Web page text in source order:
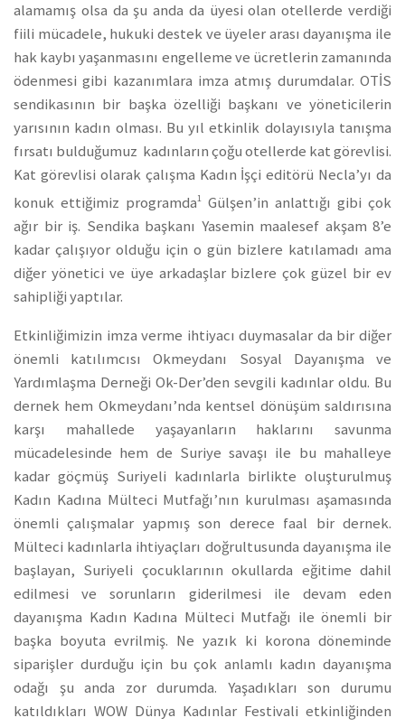
alamamış olsa da şu anda da üyesi olan otellerde verdiği
fiili mücadele, hukuki destek ve üyeler arası dayanışma ile
hak kaybı yaşanmasını engelleme ve ücretlerin zamanında
ödenmesi gibi kazanımlara imza atmış durumdalar. OTİS
sendikasının bir başka özelliği başkanı ve yöneticilerin
yarısının kadın olması. Bu yıl etkinlik dolayısıyla tanışma
fırsatı bulduğumuz kadınların çoğu otellerde kat görevlisi.
Kat görevlisi olarak çalışma Kadın İşçi editörü Necla’yı da
konuk ettiğimiz programda1 Gülşen’in anlattığı gibi çok
ağır bir iş. Sendika başkanı Yasemin maalesef akşam 8’e
kadar çalışıyor olduğu için o gün bizlere katılamadı ama
diğer yönetici ve üye arkadaşlar bizlere çok güzel bir ev
sahipliği yaptılar.
Etkinliğimizin imza verme ihtiyacı duymasalar da bir diğer
önemli katılımcısı Okmeydanı Sosyal Dayanışma ve
Yardımlaşma Derneği Ok-Der’den sevgili kadınlar oldu. Bu
dernek hem Okmeydanı’nda kentsel dönüşüm saldırısına
karşı mahallede yaşayanların haklarını savunma
mücadelesinde hem de Suriye savaşı ile bu mahalleye
kadar göçmüş Suriyeli kadınlarla birlikte oluşturulmuş
Kadın Kadına Mülteci Mutfağı’nın kurulması aşamasında
önemli çalışmalar yapmış son derece faal bir dernek.
Mülteci kadınlarla ihtiyaçları doğrultusunda dayanışma ile
başlayan, Suriyeli çocuklarının okullarda eğitime dahil
edilmesi ve sorunların giderilmesi ile devam eden
dayanışma Kadın Kadına Mülteci Mutfağı ile önemli bir
başka boyuta evrilmiş. Ne yazık ki korona döneminde
siparişler durduğu için bu çok anlamlı kadın dayanışma
odağı şu anda zor durumda. Yaşadıkları son durumu
katıldıkları WOW Dünya Kadınlar Festivali etkinliğinden